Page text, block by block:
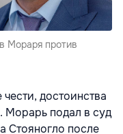
Мораря против
достоинства
Морарь подал в суд
Стояногло после